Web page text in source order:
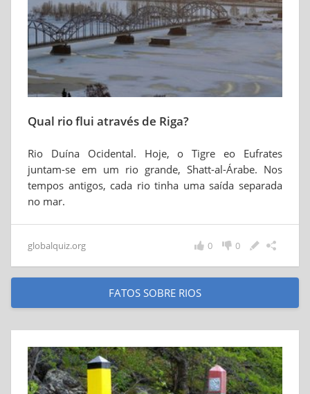
Qual rio flui através de Riga?
Rio Duína Ocidental. Hoje, o Tigre eo Eufrates
juntam-se em um rio grande, Shatt-al-Árabe. Nos
tempos antigos, cada rio tinha uma saída separada
no mar.
globalquiz.org 0
0
FATOS SOBRE RIOS